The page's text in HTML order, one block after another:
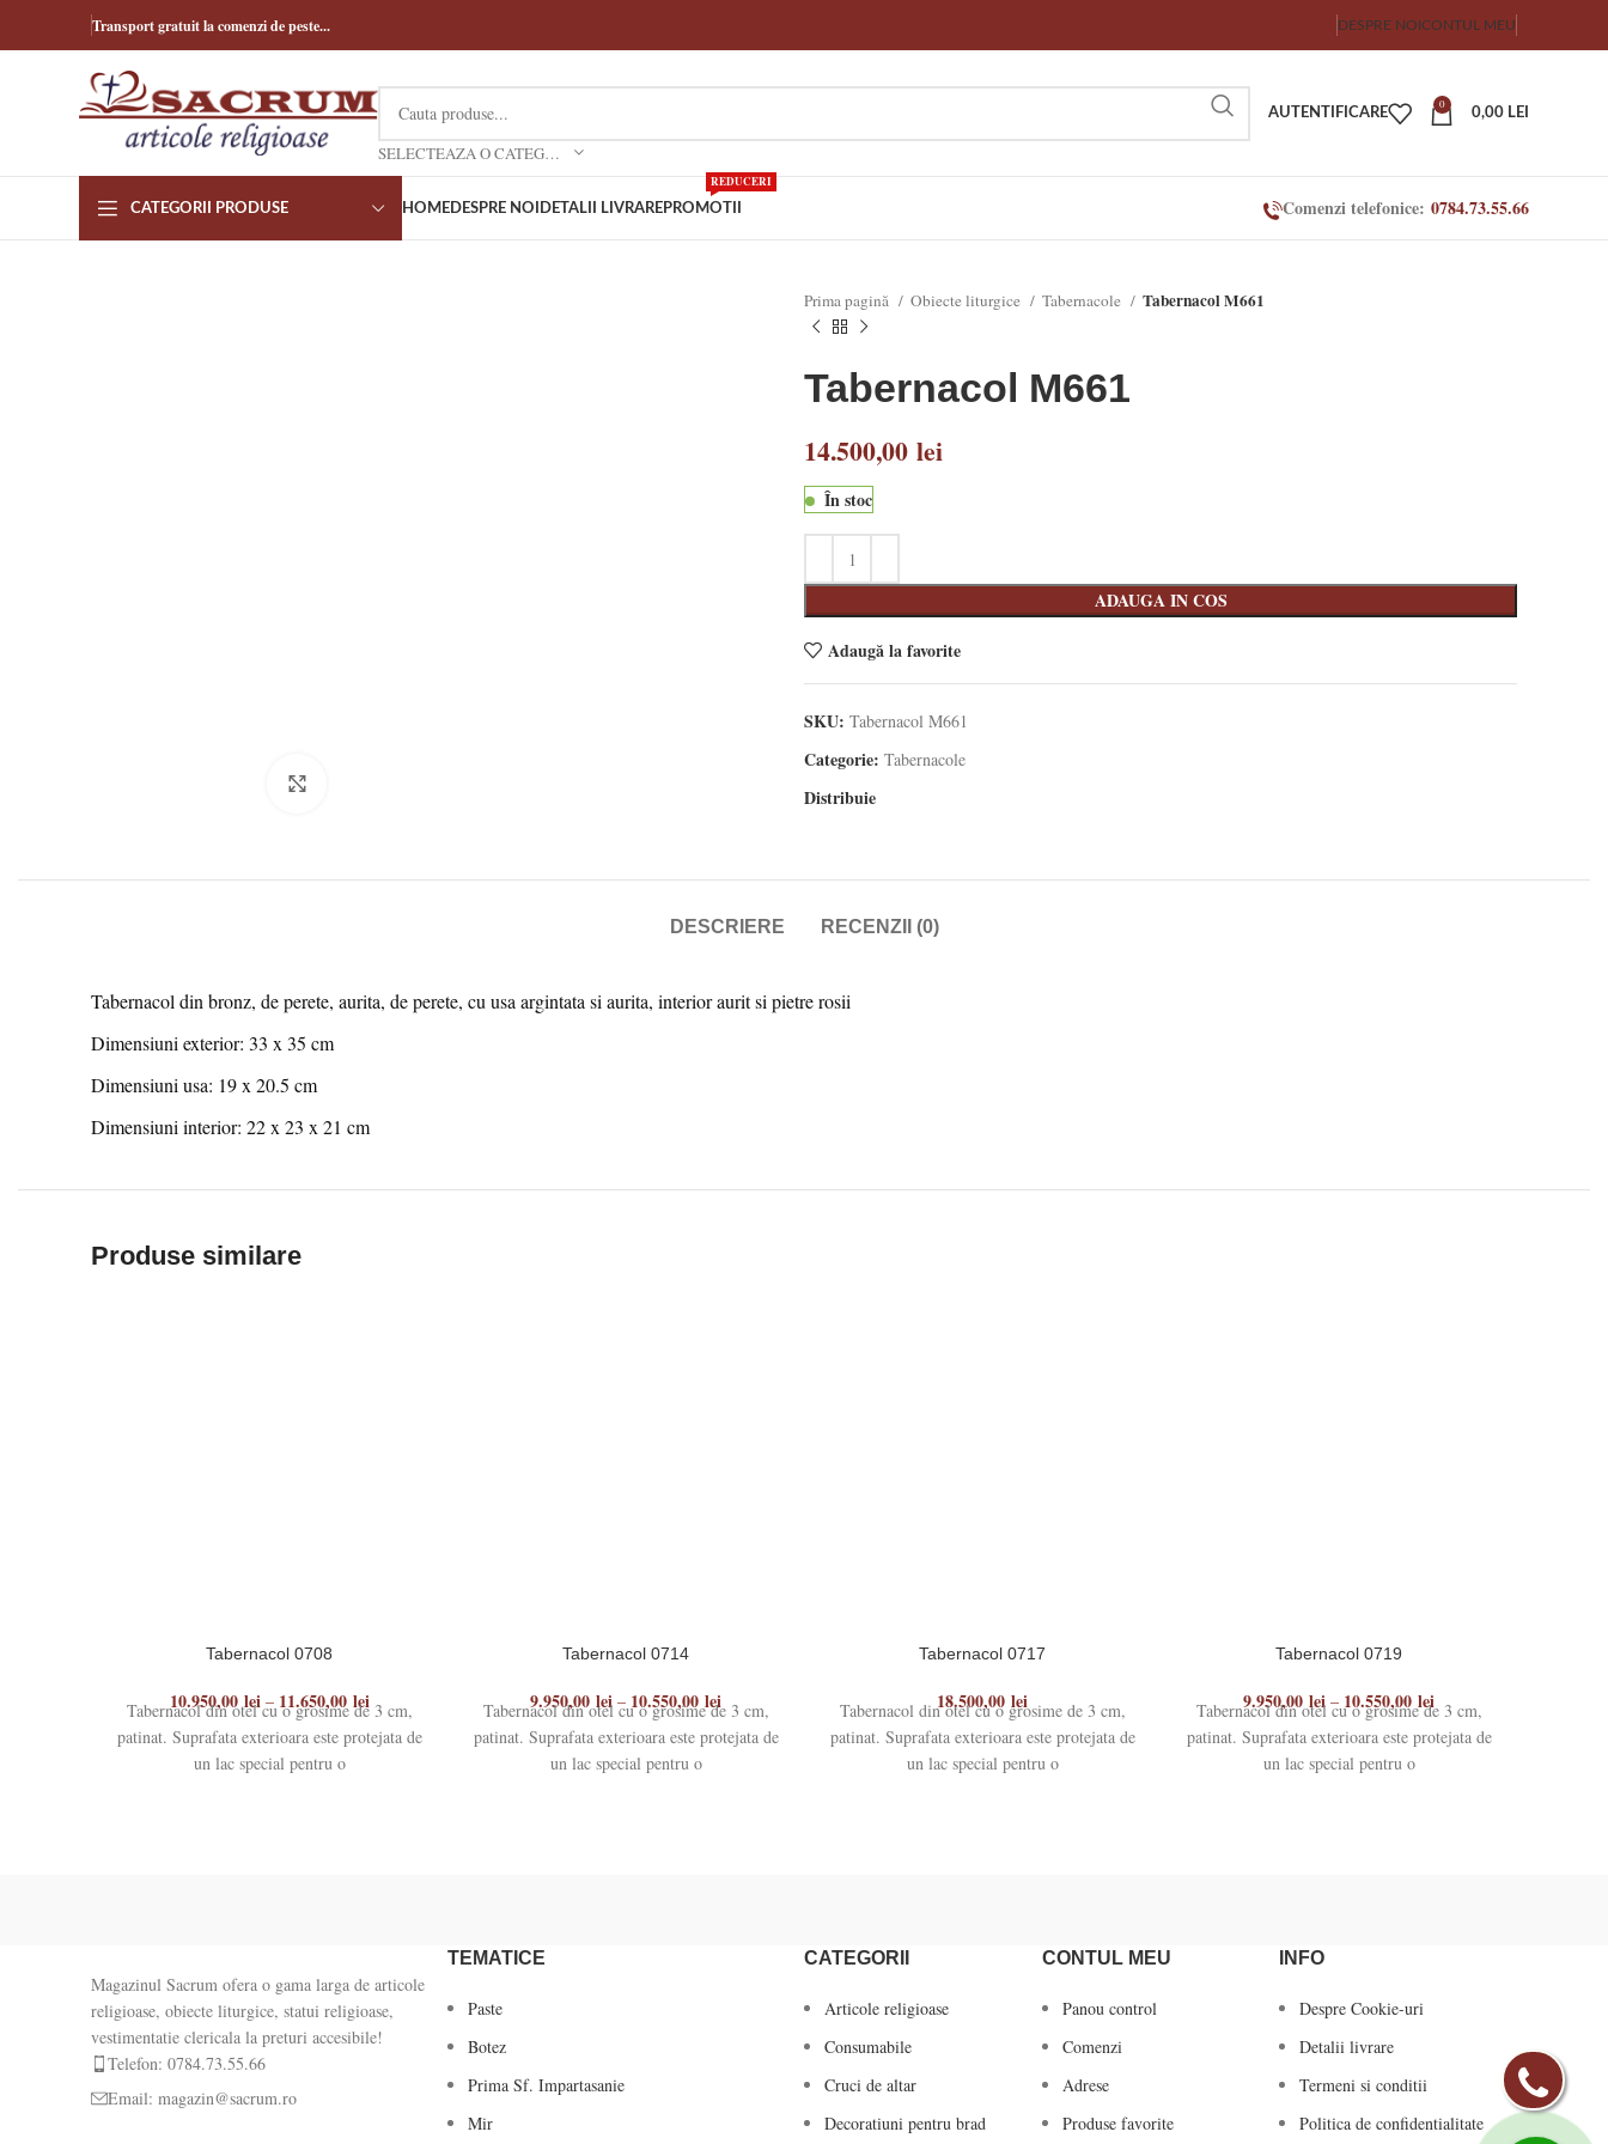
Transport gratuit la comenzi de peste... DESPRE NOICONTUL MEU
SELECTEAZA O CATEGORIE
AUTENTIFICARE
0
0,00 LEI
CATEGORII PRODUSE HOME DESPRE NOI DETALII LIVRAREPROMOTII
REDUCERI
Comenzi telefonice: 0784.73.55.66
Prima pagină Obiecte liturgice Tabernacole Tabernacol M661
Tabernacol M661
14.500,00 lei
În stoc
ADAUGA IN COS
Adaugă la favorite
SKU: Tabernacol M661
Categorie: Tabernacole
Distribuie
DESCRIERE RECENZII (0)
Tabernacol din bronz, de perete, aurita, de perete, cu usa argintata si aurita, interior aurit si pietre rosii
Dimensiuni exterior: 33 x 35 cm
Dimensiuni usa: 19 x 20.5 cm
Dimensiuni interior: 22 x 23 x 21 cm
Produse similare
Tabernacol 0708
10.950,00lei – 11.650,00 lei
Tabernacol din otel cu o grosime de 3 cm,
patinat. Suprafata exterioara este protejata de
un lac special pentru o
Tabernacol 0714
9.950,00 lei – 10.550,00 lei
Tabernacol din otel cu o grosime de 3 cm,
patinat. Suprafata exterioara este protejata de
un lac special pentru o
Tabernacol 0717
18.500,00 lei
Tabernacol din otel cu o grosime de 3 cm,
patinat. Suprafata exterioara este protejata de
un lac special pentru o
Tabernacol 0719
9.950,00 lei – 10.550,00 lei
Tabernacol din otel cu o grosime de 3 cm,
patinat. Suprafata exterioara este protejata de
un lac special pentru o
Magazinul Sacrum ofera o gama larga de articole
religioase, obiecte liturgice, statui religioase,
vestimentatie clericala la preturi accesibile!
Telefon: 0784.73.55.66
Email: magazin@sacrum.ro
TEMATICE
Paste
Botez
Prima Sf. Impartasanie
Mir
CATEGORII
Articole religioase
Consumabile
Cruci de altar
Decoratiuni pentru brad
CONTUL MEU
Panou control
Comenzi
Adrese
Produse favorite
INFO
Despre Cookie-uri
Detalii livrare
Termeni si conditii
Politica de confidentialitate